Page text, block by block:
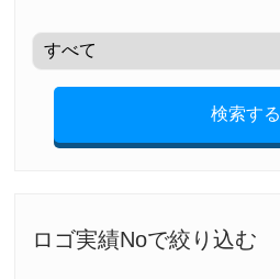
検索する
ロゴ実績Noで絞り込む